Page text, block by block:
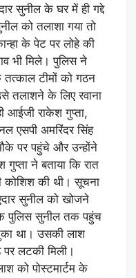
सुनील के घर में ही गद्दे
को तलाशा गया तो
के पेट पर लोहे की
भी मिले। पुलिस ने
तत्काल टीमों को गठन
तलाशने के लिए रवाना
आईजी राकेश गुप्ता,
एसपी अमरिंदर सिंह
पर पहुंचे और उन्होंने
ने बताया कि रात
कोशिश की थी। सूचना
सुनील को खोजने
पुलिस सुनील तक पहुंच
था। उसकी लाश
लटकी मिली।
को पोस्टमार्टम के